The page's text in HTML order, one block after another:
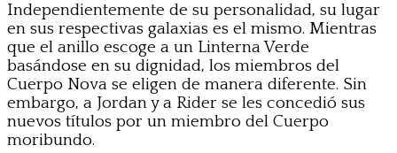
Independientemente de su personalidad, su lugar
en sus respectivas galaxias es el mismo. Mientras
que el anillo escoge a un Linterna Verde
basándose en su dignidad, los miembros del
Cuerpo Nova se eligen de manera diferente. Sin
embargo, a Jordan y a Rider se les concedió sus
nuevos títulos por un miembro del Cuerpo
moribundo.